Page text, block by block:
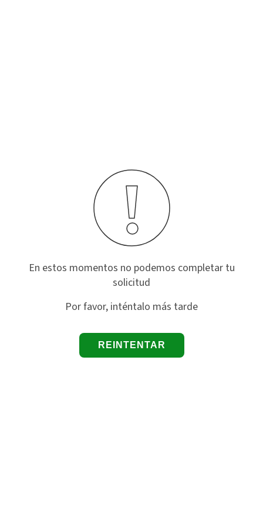
En estos momentos no podemos completar tu
solicitud
Por favor, inténtalo más tarde
REINTENTAR